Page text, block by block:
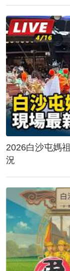
2026白沙屯媽
況